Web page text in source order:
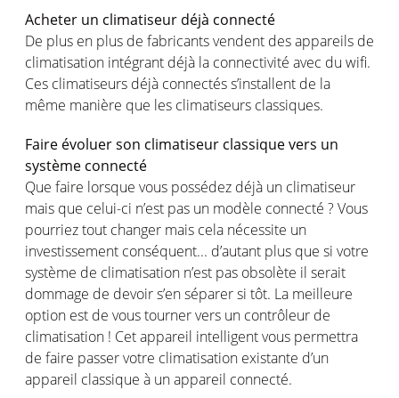
Acheter un climatiseur déjà connecté
De plus en plus de fabricants vendent des appareils de
climatisation intégrant déjà la connectivité avec du wifi.
Ces climatiseurs déjà connectés s’installent de la
même manière que les climatiseurs classiques.
Faire évoluer son climatiseur classique vers un
système connecté
Que faire lorsque vous possédez déjà un climatiseur
mais que celui-ci n’est pas un modèle connecté ? Vous
pourriez tout changer mais cela nécessite un
investissement conséquent... d’autant plus que si votre
système de climatisation n’est pas obsolète il serait
dommage de devoir s’en séparer si tôt. La meilleure
option est de vous tourner vers un contrôleur de
climatisation ! Cet appareil intelligent vous permettra
de faire passer votre climatisation existante d’un
appareil classique à un appareil connecté.